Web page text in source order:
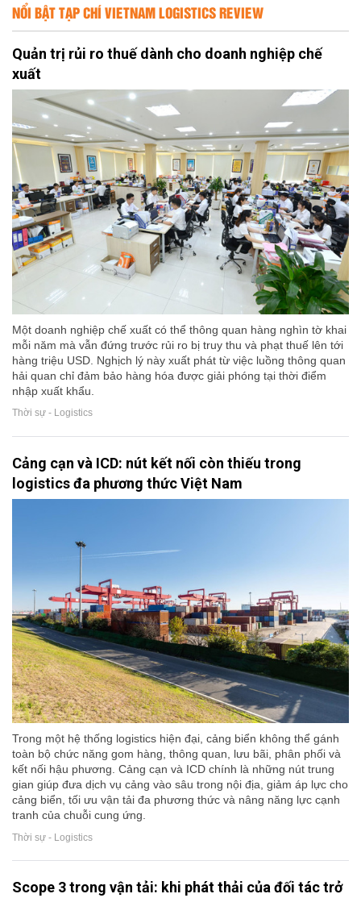
NỔI BẬT TẠP CHÍ VIETNAM LOGISTICS REVIEW
Quản trị rủi ro thuế dành cho doanh nghiệp chế
xuất
Một doanh nghiệp chế xuất có thể thông quan hàng nghìn tờ khai
mỗi năm mà vẫn đứng trước rủi ro bị truy thu và phạt thuế lên tới
hàng triệu USD. Nghịch lý này xuất phát từ việc luồng thông quan
hải quan chỉ đảm bảo hàng hóa được giải phóng tại thời điểm
nhập xuất khẩu.
Thời sự - Logistics
Cảng cạn và ICD: nút kết nối còn thiếu trong
logistics đa phương thức Việt Nam
Trong một hệ thống logistics hiện đại, cảng biển không thể gánh
toàn bộ chức năng gom hàng, thông quan, lưu bãi, phân phối và
kết nối hậu phương. Cảng cạn và ICD chính là những nút trung
gian giúp đưa dịch vụ cảng vào sâu trong nội địa, giảm áp lực cho
cảng biển, tối ưu vận tải đa phương thức và nâng năng lực cạnh
tranh của chuỗi cung ứng.
Thời sự - Logistics
Scope 3 trong vận tải: khi phát thải của đối tác trở